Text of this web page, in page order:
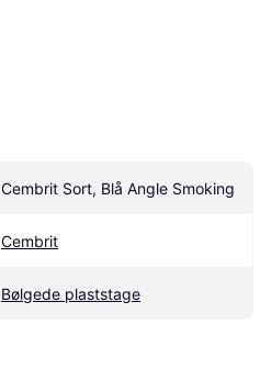
Cembrit Sort, Blå Angle Smoking
Cembrit
Bølgede plaststage